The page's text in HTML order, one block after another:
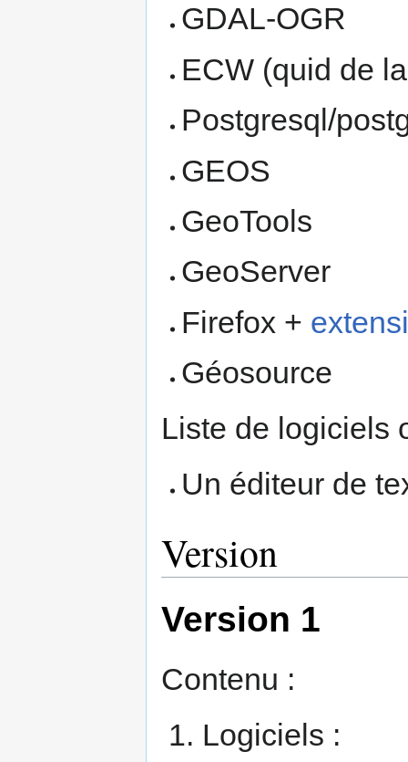
GDAL-OGR
ECW (quid de
Postgresql/
GEOS
GeoTools
GeoServer
Firefox +
Géosource
Liste de logiciels
Un éditeur de
Version
Version 1
Contenu :
Logiciels :